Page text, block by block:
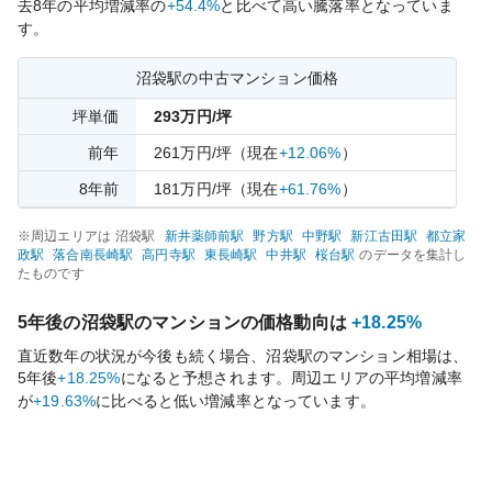
去8年の平均増減率の+54.4%と比べて高い騰落率となっていま
す。
沼袋駅の中古マンション価格
坪単価 293万円/坪
前年 261万円/坪 （現在+12.06%）
8年前 181万円/坪 （現在+61.76%）
※周辺エリアは 沼袋駅 新井薬師前駅 野方駅 中野駅 新江古田駅
都立家
政駅 落合南長崎駅 高円寺駅 東長崎駅 中井駅 桜台駅 のデータを集計し
たものです
5年後の沼袋駅のマンションの価格動向は +18.25%
直近数年の状況が今後も続く場合、沼袋駅のマンション相場は、
5年後+18.25%になると予想されます。周辺エリアの平均増減率
が+19.63%に比べると低い増減率となっています。